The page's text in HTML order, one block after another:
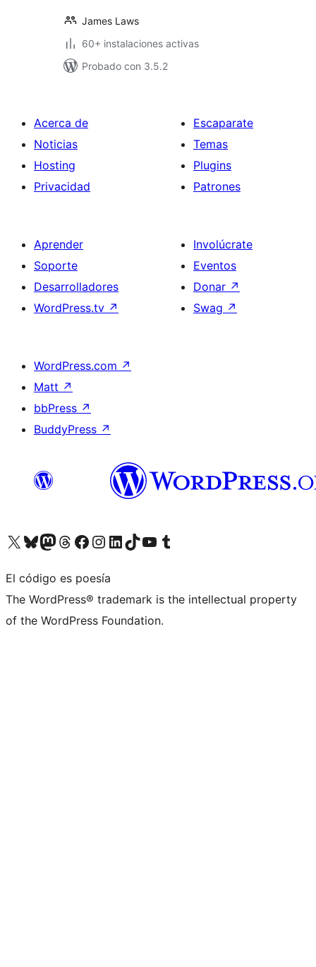
James Laws
60+ instalaciones activas
Probado con 3.5.2
Acerca de
Noticias
Hosting
Privacidad
Escaparate
Temas
Plugins
Patrones
Aprender
Soporte
Desarrolladores
WordPress.tv ↗
Involúcrate
Eventos
Donar ↗
Swag ↗
WordPress.com ↗
Matt ↗
bbPress ↗
BuddyPress ↗
Visita nuestra cuenta de X (anteriormente Twitter)
Visita nuestra cuenta de Bluesky
Visita nuestra cuenta de Mastodon
Visita nuestra cuenta de Threads
Visita nuestra página de Facebook
Visita nuestra cuenta de Instagram
Visita nuestra cuenta de LinkedIn
Visita nuestra cuenta de TikTok
Visita nuestro canal de YouTube
Visita nuestra cuenta de Tumblr
El código es poesía
The WordPress® trademark is the intellectual property
of the WordPress Foundation.